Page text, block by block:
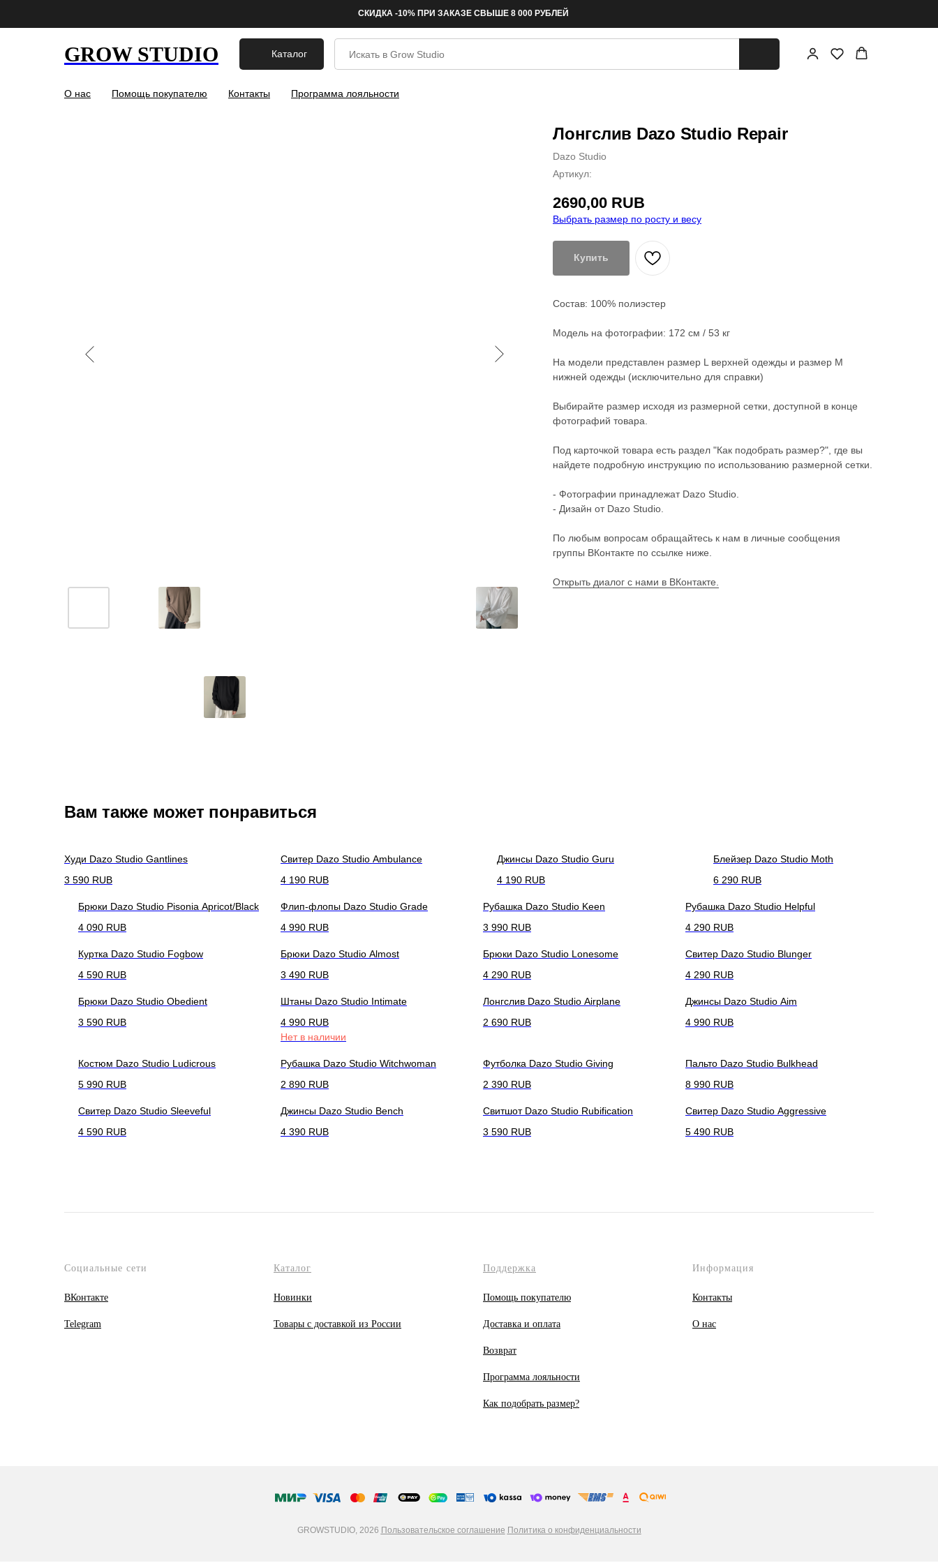
СКИДКА -10% ПРИ ЗАКАЗЕ СВЫШЕ 8 000 РУБЛЕЙ
GROW STUDIO Каталог
О нас Помощь покупателю Контакты Программа лояльности
Лонгслив Dazo Studio Repair
Dazo Studio
Артикул:
2690,00 RUB
Выбрать размер по росту и весу
Купить
Состав: 100% полиэстер
Модель на фотографии: 172 см / 53 кг
На модели представлен размер L верхней одежды и размер М
нижней одежды (исключительно для справки)
Выбирайте размер исходя из размерной сетки, доступной в конце
фотографий товара.
Под карточкой товара есть раздел "Как подобрать размер?", где вы
найдете подробную инструкцию по использованию размерной сетки.
- Фотографии принадлежат Dazo Studio.
- Дизайн от Dazo Studio.
По любым вопросам обращайтесь к нам в личные сообщения
группы ВКонтакте по ссылке ниже.
Открыть диалог с нами в ВКонтакте.
Вам также может понравиться
Худи Dazo Studio Gantlines
3 590 RUB
Свитер Dazo Studio Ambulance
4 190 RUB
Джинсы Dazo Studio Guru
4 190 RUB
Блейзер Dazo Studio Moth
6 290 RUB
Брюки Dazo Studio Pisonia Apricot/Black
4 090 RUB
Флип-флопы Dazo Studio Grade
4 990 RUB
Рубашка Dazo Studio Keen
3 990 RUB
Рубашка Dazo Studio Helpful
4 290 RUB
Куртка Dazo Studio Fogbow
4 590 RUB
Брюки Dazo Studio Almost
3 490 RUB
Брюки Dazo Studio Lonesome
4 290 RUB
Свитер Dazo Studio Blunger
4 290 RUB
Брюки Dazo Studio Obedient
3 590 RUB
Штаны Dazo Studio Intimate
4 990 RUB
Нет в наличии
Лонгслив Dazo Studio Airplane
2 690 RUB
Джинсы Dazo Studio Aim
4 990 RUB
Костюм Dazo Studio Ludicrous
5 990 RUB
Рубашка Dazo Studio Witchwoman
2 890 RUB
Футболка Dazo Studio Giving
2 390 RUB
Пальто Dazo Studio Bulkhead
8 990 RUB
Свитер Dazo Studio Sleeveful
4 590 RUB
Джинсы Dazo Studio Bench
4 390 RUB
Свитшот Dazo Studio Rubification
3 590 RUB
Свитер Dazo Studio Aggressive
5 490 RUB
Социальные сети
ВКонтакте
Telegram
Каталог
Новинки
Товары с доставкой из России
Поддержка
Помощь покупателю
Доставка и оплата
Возврат
Программа лояльности
Как подобрать размер?
Информация
Контакты
О нас
GROWSTUDIO, 2026 Пользовательское соглашение Политика о конфиденциальности